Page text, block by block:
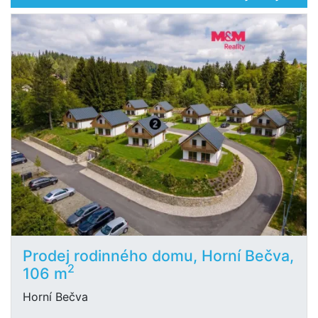
Prodej rodinného domu, Horní Bečva,
106 m2
Horní Bečva